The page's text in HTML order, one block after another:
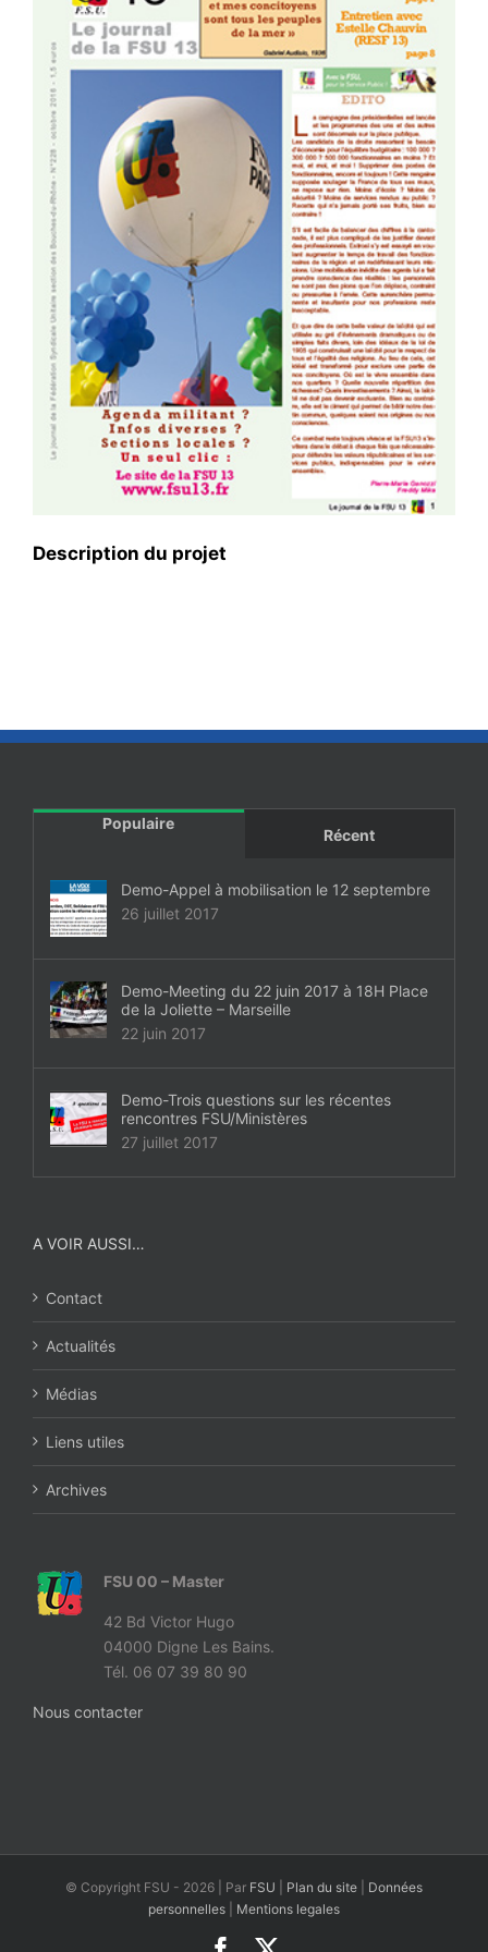
Description du projet
Populaire
Récent
Demo-Appel à mobilisation le 12 septembre
26 juillet 2017
Demo-Meeting du 22 juin 2017 à 18H Place
de la Joliette – Marseille
22 juin 2017
Demo-Trois questions sur les récentes
rencontres FSU/Ministères
27 juillet 2017
A VOIR AUSSI…
Contact
Actualités
Médias
Liens utiles
Archives
FSU 00 – Master
42 Bd Victor Hugo
04000 Digne Les Bains.
Tél. 06 07 39 80 90
Nous contacter
© Copyright FSU - 2026 | Par FSU Plan du site
Données
personnelles
Mentions legales